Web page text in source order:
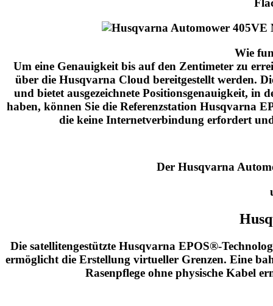
Wie
Um eine Genauigkeit bis auf den Zentimeter zu
über die Husqvarna Cloud bereitgestellt werden.
und bietet ausgezeichnete Positionsgenauigkeit,
haben, können Sie die Referenzstation Husqvarna
die keine Internetverbindung erfordert
Der Husqvarna
Die satellitengestützte Husqvarna EPOS®-
ermöglicht die Erstellung virtueller Grenzen. Eine
Rasenpflege ohne physische Kabel